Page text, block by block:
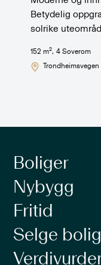
Betydelig
solrike
152 m2, 4Soverom
Trondheimsvegen
Boliger
Nybygg
Fritid
Selge bolig